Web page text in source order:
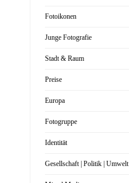
Fotoikonen
Junge Fotografie
Stadt & Raum
Preise
Europa
Fotogruppe
Identität
Gesellschaft | Politik | Umwelt